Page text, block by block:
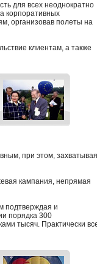
для всех неоднократно
корпоративных
организовав полеты на
клиентам, а также
при этом, захватывая
кампания, непрямая
подтверждая и
порядка 300
тысяч. Практически